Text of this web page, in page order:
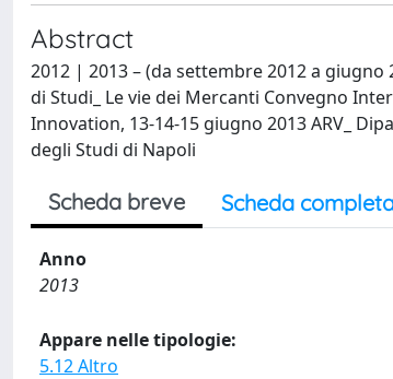
Abstract
2012 | 2013 – (da settembre 2012 a
di Studi_ Le vie dei Mercanti Convegno
Innovation, 13-14-15 giugno 2013 ARV_
degli Studi di Napoli
Scheda breve Scheda
Anno
2013
Appare nelle tipologie:
5.12 Altro